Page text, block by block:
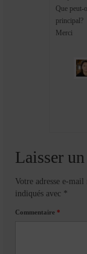
Que peut-
principal?
Merci
Laisser
Votre adresse e-mail
indiqués avec *
Commentaire *